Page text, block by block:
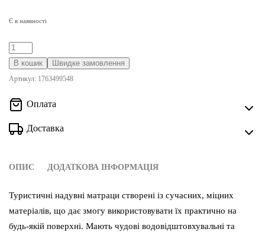
Є в наявності
Туристический
надувной
каремат
Grey
кількість
В кошик Швидке замовлення
Артикул: 1763499548
Оплата
Доставка
ОПИС ДОДАТКОВА ІНФОРМАЦІЯ
Туристичні надувні матраци створені із сучасних, міцних
матеріалів, що дає змогу використовувати їх практично на
будь-якій поверхні. Мають чудові водовідштовхувальні та